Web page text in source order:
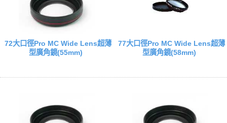
72大口徑Pro MC Wide Lens超薄
型廣角鏡(55mm)
77大口徑Pro MC Wide Lens超薄
型廣角鏡(58mm)